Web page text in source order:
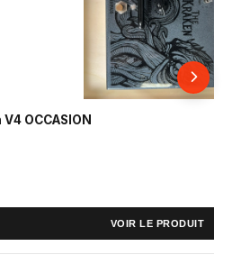
OCCASION
VOIR LE PRODUIT